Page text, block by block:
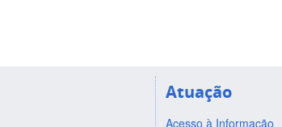
Atuação
Acesso à Informação